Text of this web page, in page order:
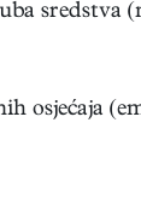
sredstva
osjećaja